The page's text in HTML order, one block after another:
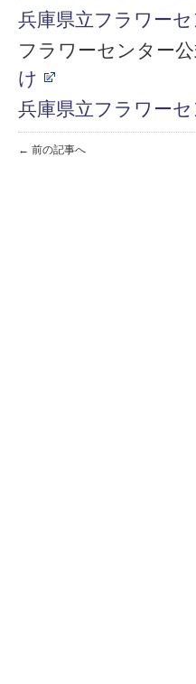
兵庫県立フラワー
フラワーセンター
け
兵庫県立フラワー
← 前の記事へ